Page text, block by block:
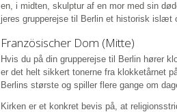
en, i midten, skulptur af en mor med sin
jeres grupperejse til Berlin et historisk
Französischer Dom (Mitte)
Hvis du på din grupperejse til Berlin hører
er det helt sikkert tonerne fra klokketårnet
Berlins største og spiller flere gange om
Kirken er et konkret bevis på, at